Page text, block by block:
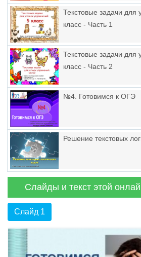
Текстовые задачи для
класс - Часть 1
Текстовые задачи для
класс - Часть 2
№4. Готовимся к ОГЭ
Решение текстовых
Слайды и текст этой
Слайд 1